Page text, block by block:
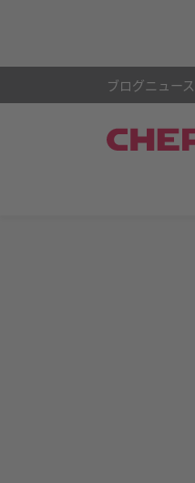
ブログニュース